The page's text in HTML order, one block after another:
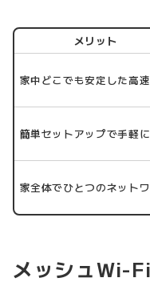
メリット
家中どこでも安定した高
簡単セットアップで手軽
家全体でひとつのネット
メッシュWi-